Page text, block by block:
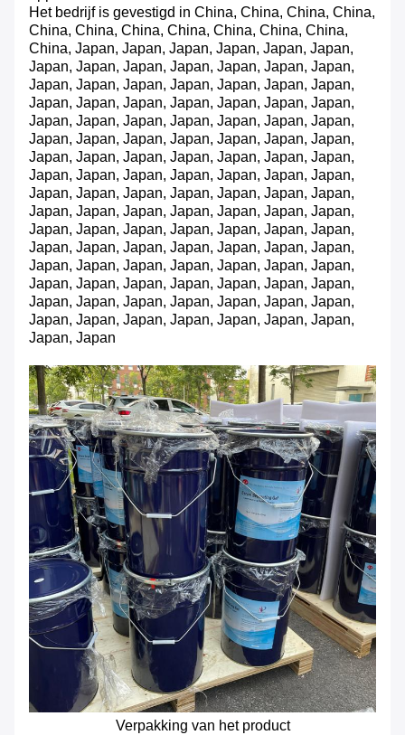
Het bedrijf is gevestigd in China, China, China, China,
China, China, China, China, China, China, China,
China, Japan, Japan, Japan, Japan, Japan, Japan,
Japan, Japan, Japan, Japan, Japan, Japan, Japan,
Japan, Japan, Japan, Japan, Japan, Japan, Japan,
Japan, Japan, Japan, Japan, Japan, Japan, Japan,
Japan, Japan, Japan, Japan, Japan, Japan, Japan,
Japan, Japan, Japan, Japan, Japan, Japan, Japan,
Japan, Japan, Japan, Japan, Japan, Japan, Japan,
Japan, Japan, Japan, Japan, Japan, Japan, Japan,
Japan, Japan, Japan, Japan, Japan, Japan, Japan,
Japan, Japan, Japan, Japan, Japan, Japan, Japan,
Japan, Japan, Japan, Japan, Japan, Japan, Japan,
Japan, Japan, Japan, Japan, Japan, Japan, Japan,
Japan, Japan, Japan, Japan, Japan, Japan, Japan,
Japan, Japan, Japan, Japan, Japan, Japan, Japan,
Japan, Japan, Japan, Japan, Japan, Japan, Japan,
Japan, Japan, Japan, Japan, Japan, Japan, Japan,
Japan, Japan
Verpakking van het product